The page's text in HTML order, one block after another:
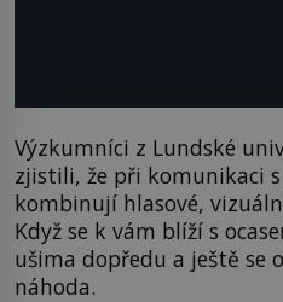
Výzkumníci z Lundské
zjistili, že při komunikaci
kombinují hlasové,
Když se k vám blíží s
ušima dopředu a ještě se
náhoda.